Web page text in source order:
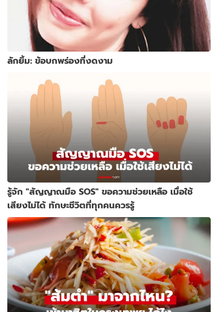
ลักยิ้ม: ข้อบกพร่องที่งดงาม
รู้จัก "สัญญาณมือ SOS" ขอความช่วยเหลือ เมื่อใช้
เสียงไม่ได้ ทักษะชีวิตที่ทุกคนควรรู้